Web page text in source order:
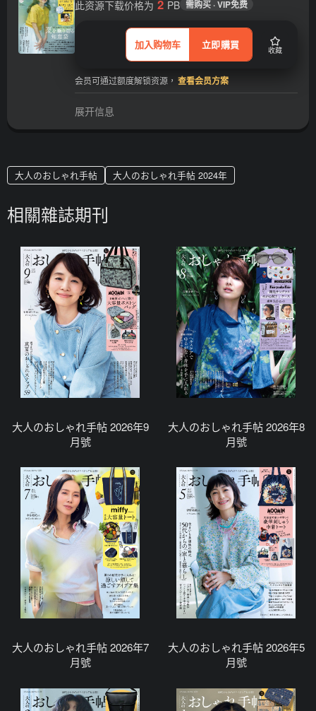
加入购物车 立即購買 收藏
此资源下载价格为 2 PB 需购买 · VIP免费
会员可通过额度解锁资源， 查看会员方案
展开信息
大人のおしゃれ手帖 大人のおしゃれ手帖 2024年
相關雜誌期刊
大人のおしゃれ手帖 2026年9
月號
大人のおしゃれ手帖 2026年8
月號
大人のおしゃれ手帖 2026年7
月號
大人のおしゃれ手帖 2026年5
月號